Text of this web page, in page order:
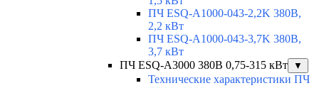
ПЧ ESQ-A1000-043-2,2K 380В,
2,2 кВт
ПЧ ESQ-A1000-043-3,7K 380В,
3,7 кВт
ПЧ ESQ-A3000 380В 0,75-315 кВт
▼
Технические характеристики ПЧ